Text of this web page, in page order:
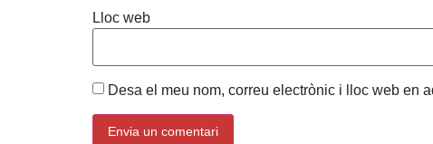
Lloc web
Desa el meu nom, correu electrònic i lloc web en